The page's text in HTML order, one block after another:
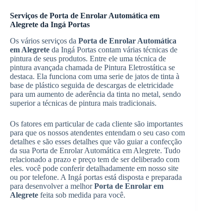
Serviços de Porta de Enrolar Automática em
Alegrete da Ingá Portas
Os vários serviços da Porta de Enrolar Automática
em Alegrete da Ingá Portas contam várias técnicas de
pintura de seus produtos. Entre ele uma técnica de
pintura avançada chamada de Pintura Eletrostática se
destaca. Ela funciona com uma serie de jatos de tinta à
base de plástico seguida de descargas de eletricidade
para um aumento de aderência da tinta no metal, sendo
superior a técnicas de pintura mais tradicionais.
Os fatores em particular de cada cliente são importantes
para que os nossos atendentes entendam o seu caso com
detalhes e são esses detalhes que vão guiar a confecção
da sua Porta de Enrolar Automática em Alegrete. Tudo
relacionado a prazo e preço tem de ser deliberado com
eles. você pode conferir detalhadamente em nosso site
ou por telefone. A Ingá portas está disposta e preparada
para desenvolver a melhorPorta de Enrolar em
Alegrete feita sob medida para você.